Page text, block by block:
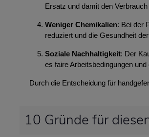
Ersatz und damit den
Weniger Chemikalien: Bei der
reduziert und die Gesundheit
Soziale Nachhaltigkeit: Der
es faire Arbeitsbedingungen
Durch die Entscheidung für
10 Gründe für